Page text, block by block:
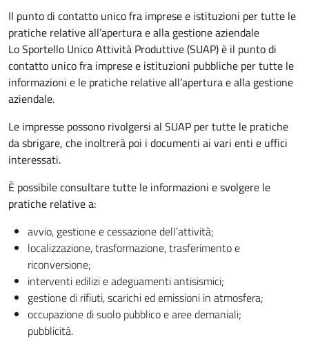
Il punto di contatto unico fra imprese e istituzioni per tutte le
pratiche relative all’apertura e alla gestione aziendale
Lo Sportello Unico Attività Produttive (SUAP) è il punto di
contatto unico fra imprese e istituzioni pubbliche per tutte le
informazioni e le pratiche relative all’apertura e alla gestione
aziendale.
Le impresse possono rivolgersi al SUAP per tutte le pratiche
da sbrigare, che inoltrerà poi i documenti ai vari enti e uffici
interessati.
È possibile consultare tutte le informazioni e svolgere le
pratiche relative a:
avvio, gestione e cessazione dell’attività;
localizzazione, trasformazione, trasferimento e
riconversione;
interventi edilizi e adeguamenti antisismici;
gestione di rifiuti, scarichi ed emissioni in atmosfera;
occupazione di suolo pubblico e aree demaniali;
pubblicità.